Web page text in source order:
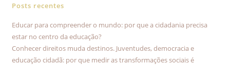
Posts recentes
Educar para compreender o mundo: por que a cidadania precisa
estar no centro da educação?
Conhecer direitos muda destinos. Juventudes, democracia e
educação cidadã: por que medir as transformações sociais é